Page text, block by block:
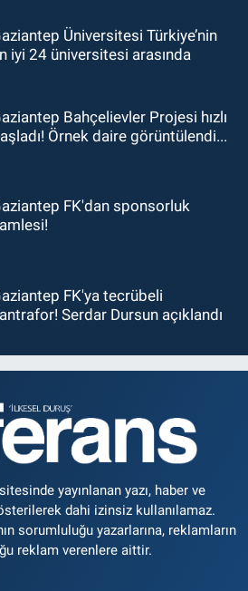
Üniversitesi Türkiye’nin
iyi 24 üniversitesi arasında
Bahçelievler Projesi hızlı
Örnek daire görüntülendi...
FK'dan sponsorluk
FK'ya tecrübeli
Serdar Dursun açıklandı
yayınlanan yazı, haber ve
dahi izinsiz kullanılamaz.
sorumluluğu yazarlarına, reklamların
reklam verenlere aittir.